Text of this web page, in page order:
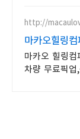
http://
마카오힐링컴
마카오 힐링
차량 무료픽업